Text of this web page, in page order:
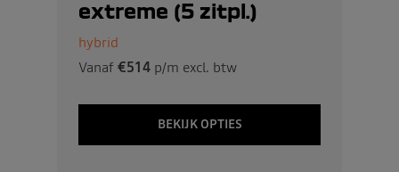
extreme (5 zitpl.)
hybrid
Vanaf €514 p/m excl. btw
BEKIJK OPTIES